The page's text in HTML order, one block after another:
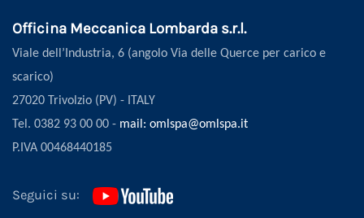
Officina Meccanica Lombarda s.r.l.
Viale dell’Industria, 6 (angolo Via delle Querce per carico e
scarico)
27020 Trivolzio (PV) - ITALY
Tel. 0382 93 00 00 - mail: omlspa@omlspa.it
P.IVA 00468440185
Seguici su: